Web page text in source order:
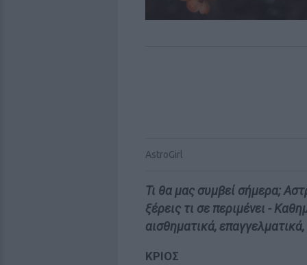
AstroGirl
Τι θα μας συμβεί σήμερα;
ξέρεις τι σε περιμένει -
αισθηματικά,
ΚΡΙΟΣ